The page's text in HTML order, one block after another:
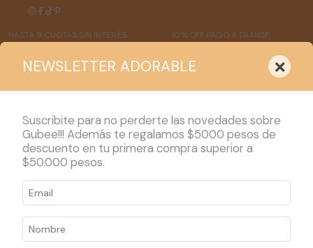
9 CUOTAS SIN INTERÉS 10% OFF PAGO X TRANSF.
PRODUCTOS
PRODUCTOS 222 productos
NEWSLETTER ADORABLE ×
Suscribite para no perderte las novedades sobre
Gubee!!! Además te regalamos $5000 pesos de
descuento en tu primera compra superior a
$50.000 pesos.